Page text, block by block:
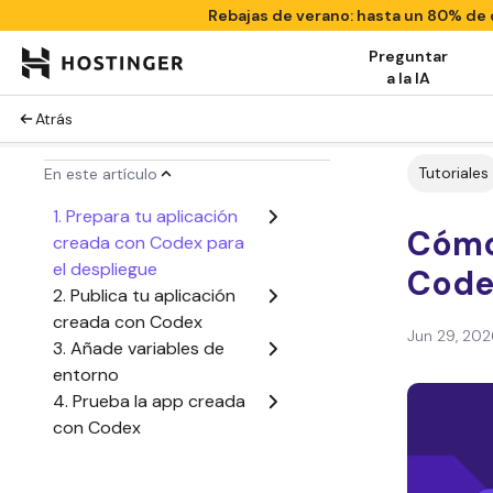
Rebajas de verano: hasta un 80%
Preguntar
a la IA
Atrás
En este artículo
1. Prepara tu aplicación
creada con Codex para
el despliegue
2. Publica tu aplicación
creada con Codex
3. Añade variables de
entorno
4. Prueba la app creada
con Codex
Tutoriales
Jun 29,